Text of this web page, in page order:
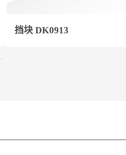
挡块 DK0913